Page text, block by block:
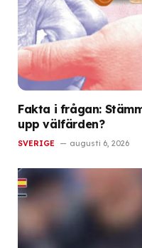
Fakta i frågan:
upp välfärden?
SVERIGE augusti 6, 2026